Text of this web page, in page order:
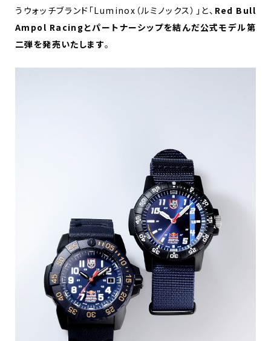
うウォッチブランド「Luminox（ルミノックス）」と、 Red Bull
Ampol Racingとパートナーシップを結んだ公式モデル第
二弾を発売いたします。